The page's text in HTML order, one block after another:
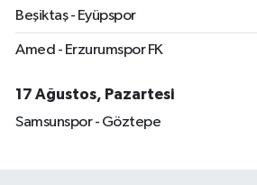
Beşiktaş - Eyüpspor
Amed - Erzurumspor FK
17 Ağustos, Pazartesi
Samsunspor - Göztepe